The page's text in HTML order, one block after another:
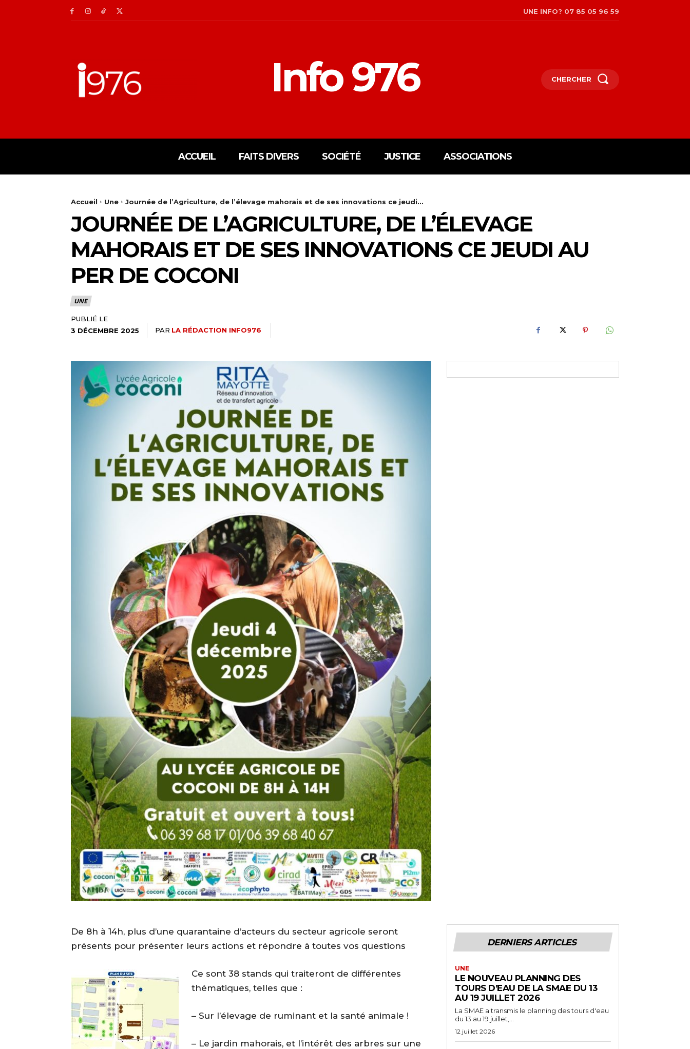
UNE INFO? 07 85 05 96 59
Info 976 CHERCHER
ACCUEIL FAITS DIVERS SOCIÉTÉ JUSTICE ASSOCIATIONS
Accueil Une Journée de l’Agriculture, de l’élevage mahorais et de ses innovations ce jeudi...
JOURNÉE DE L’AGRICULTURE, DE L’ÉLEVAGE
MAHORAIS ET DE SES INNOVATIONS CE JEUDI AU
PER DE COCONI
UNE
PUBLIÉ LE
3 DÉCEMBRE 2025
PAR LA RÉDACTION INFO976
De 8h à 14h, plus d’une quarantaine d’acteurs du secteur agricole seront
présents pour présenter leurs actions et répondre à toutes vos questions
Ce sont 38 stands qui traiteront de différentes
thématiques, telles que :
– Sur l’élevage de ruminant et la santé animale !
– Le jardin mahorais, et l’intérêt des arbres sur une
DERNIERS ARTICLES
UNE
LE NOUVEAU PLANNING DES
TOURS D’EAU DE LA SMAE DU 13
AU 19 JUILLET 2026
La SMAE a transmis le planning des tours d'eau
du 13 au 19 juillet,...
12 juillet 2026